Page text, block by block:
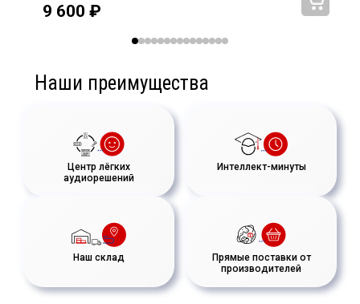
9 600 ₽
Наши преимущества
Центр лёгких
аудиорешений
Интеллект-минуты
Наш склад
Прямые поставки от
производителей